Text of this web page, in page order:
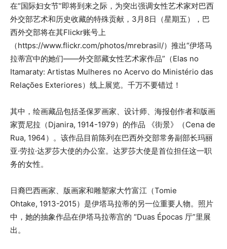
在“国际妇女节”即将到来之际，为突出强调女性艺术家对巴西
外交部艺术和历史收藏的特殊贡献，3月8日（星期五），巴
西外交部将在其Flickr账号上
（https://www.flickr.com/photos/mrebrasil/）推出“伊塔马
拉蒂宫中的她们——外交部藏女性艺术家作品”（Elas no
Itamaraty: Artistas Mulheres no Acervo do Ministério das
Relações Exteriores）线上展览。千万不要错过！
其中，绘画藏品包括圣保罗画家、设计师、海报创作者和版画
家贾尼拉（Djanira, 1914-1979）的作品 《街景》（Cena de
Rua, 1964）。该作品目前陈列在巴西外交部常务副部长玛丽
亚·劳拉·达罗莎大使的办公室。达罗莎大使是首位担任这一职
务的女性。
日裔巴西画家、版画家和雕塑家大竹富江（Tomie
Ohtake, 1913-2015）是伊塔马拉蒂的另一位重要人物。照片
中，她的抽象作品在伊塔马拉蒂宫的 “Duas Épocas 厅”里展
出。